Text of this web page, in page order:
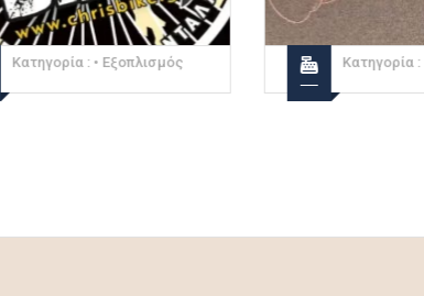
Κατηγορία : • Εξοπλισμός Κατηγορία :